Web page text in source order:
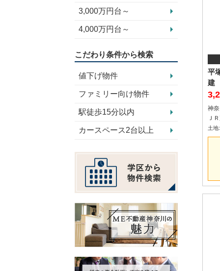
平
建
神
土地
3,000万円台～
4,000万円台～
こだわり条件から検索
値下げ物件
ファミリー向け物件
駅徒歩15分以内
カースペース2台以上